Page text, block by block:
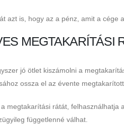
azt is, hogy az a pénz, amit a cége
MEGTAKARÍTÁSI
jó ötlet kiszámolni a
ossza el az évente
megtakarítási rátát, felhasználhatja
függetlenné válhat.